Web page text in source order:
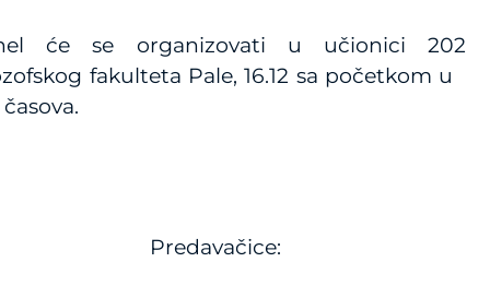
će se organizovati u učionici 202
fakulteta Pale, 16.12 sa početkom u
časova.
Predavačice: